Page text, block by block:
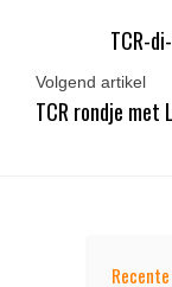
TCR-
Volgend artikel
TCR rondje met